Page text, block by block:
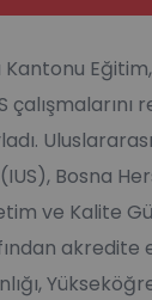
Bosna
ve Kalite
akredite